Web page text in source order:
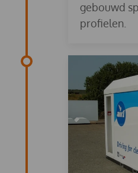
gebouwd
profielen.